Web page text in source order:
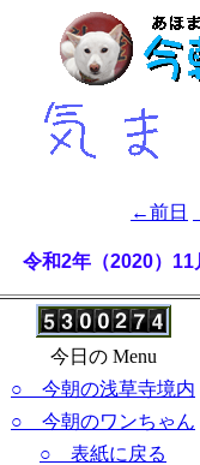
←前日
令和2年（2020）
今日の Menu
○ 今朝の浅草寺境内
○ 今朝のワンちゃん
○ 表紙に戻る